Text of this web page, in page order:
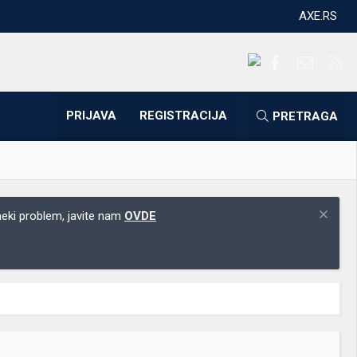
AXE.RS
PRIJAVA REGISTRACIJA PRETRAGA
problem, javite nam OVDE